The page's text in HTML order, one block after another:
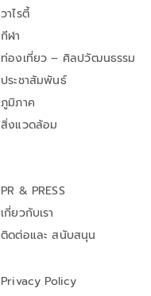
วาไรตี้
กีฬา
ท่องเที่ยว – ศิลปวัฒนธรรม
ประชาสัมพันธ์
ภูมิภาค
สิ่งแวดล้อม
PR & PRESS
เกี่ยวกับเรา
ติดต่อและ สนับสนุน
Privacy Policy